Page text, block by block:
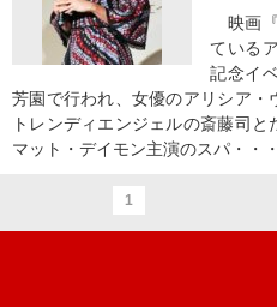
映画『
ている
記念イ
芳園で行われ、女優のアリシア・
トレンディエンジェルの斎藤司と
マット・デイモン主演のスパ・・・
1